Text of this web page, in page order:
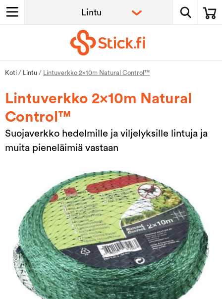
Koti / Lintu / Lintuverkko 2x10m Natural Control™
Lintuverkko 2x10m Natural
Control™
Suojaverkko hedelmille ja viljelyksille lintuja ja
muita pieneläimiä vastaan